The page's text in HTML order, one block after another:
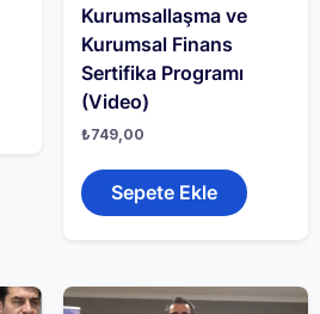
Kurumsallaşma ve
Kurumsal Finans
Sertifika Programı
(Video)
₺749,00
Sepete Ekle